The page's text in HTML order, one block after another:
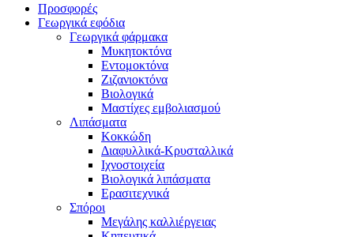
Προσφορές
Γεωργικά εφόδια
Γεωργικά φάρμακα
Μυκητοκτόνα
Εντομοκτόνα
Ζιζανιοκτόνα
Βιολογικά
Μαστίχες εμβολιασμού
Λιπάσματα
Κοκκώδη
Διαφυλλικά-Κρυσταλλικά
Ιχνοστοιχεία
Βιολογικά λιπάσματα
Ερασιτεχνικά
Σπόροι
Μεγάλης καλλιέργειας